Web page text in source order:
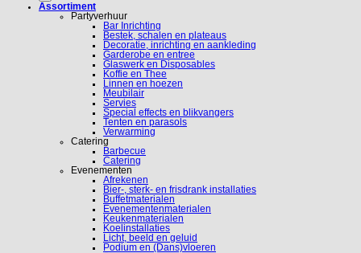
Assortiment
Partyverhuur
Bar Inrichting
Bestek, schalen en plateaus
Decoratie, inrichting en aankleding
Garderobe en entree
Glaswerk en Disposables
Koffie en Thee
Linnen en hoezen
Meubilair
Servies
Special effects en blikvangers
Tenten en parasols
Verwarming
Catering
Barbecue
Catering
Evenementen
Afrekenen
Bier-, sterk- en frisdrank installaties
Buffetmaterialen
Evenementenmaterialen
Keukenmaterialen
Koelinstallaties
Licht, beeld en geluid
Podium en (Dans)vloeren